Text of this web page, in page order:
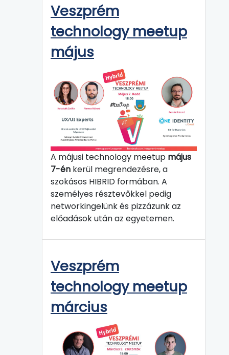
Veszprém
technology meetup
május
A májusi technology meetup május
7-én kerül megrendezésre, a
szokásos HIBRID formában. A
személyes résztevőkkel pedig
networkingelünk és pizzázunk az
előadások után az egyetemen.
Veszprém
technology meetup
március